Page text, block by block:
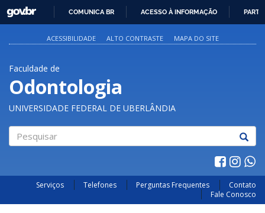
PARA
O
GOVBR
COMUNICA BR ACESSO À INFORMAÇÃO
ACESSIBILIDADE ALTO CONTRASTE MAPA DO SITE
Faculdade de
Odontologia
UNIVERSIDADE FEDERAL DE UBERLÂNDIA
Serviços Telefones Perguntas Frequentes
Contato
Fale Conosco